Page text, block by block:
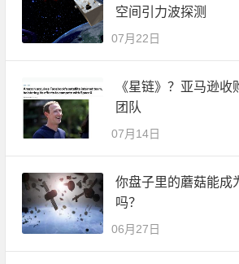
空间引力波探测
07月22日
《星链》？亚马逊收
团队
07月14日
你盘子里的蘑菇能成
吗？
06月27日